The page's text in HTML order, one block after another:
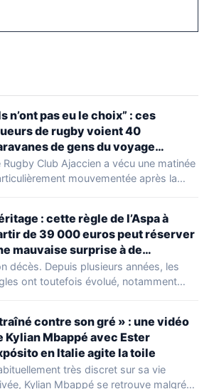
n’ont pas eu le choix” : ces
de rugby voient 40
de gens du voyage
dans leur stade, ils les
en moins d’1 heure
Rugby Club Ajaccien a vécu une matinée
mouvementée après la
: cette règle de l’Aspa à
de 39 000 euros peut réserver
mauvaise surprise à de
familles
décès. Depuis plusieurs années, les
ont toutefois évolué, notamment
contre son gré » : une vidéo
Kylian Mbappé avec Ester
en Italie agite la toile
très discret sur sa vie
Kylian Mbappé se retrouve malgré